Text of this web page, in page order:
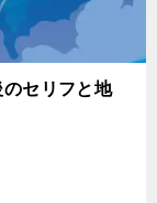
のセリフと地